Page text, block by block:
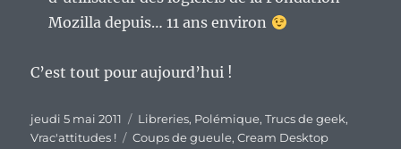
Mozilla depuis… 11 ans environ
C’est tout pour aujourd’hui !
Publié
le
jeudi 5 mai 2011 Catégories
Libreries, Polémique,Trucs de geek,
Vrac'attitudes !
Étiquettes
Coups de gueule,Cream Desktop